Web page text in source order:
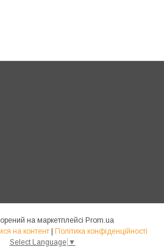
на маркетплейсі Prom.ua
на контент | Політика конфіденційності
Select Language ▼